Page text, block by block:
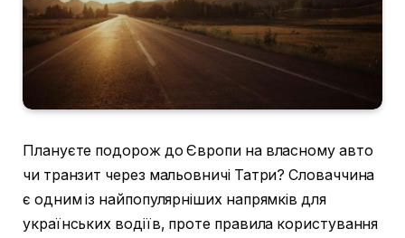
Плануєте подорож до Європи на власному авто
чи транзит через мальовничі Татри? Словаччина
є одним із найпопулярніших напрямків для
українських водіїв, проте правила користування